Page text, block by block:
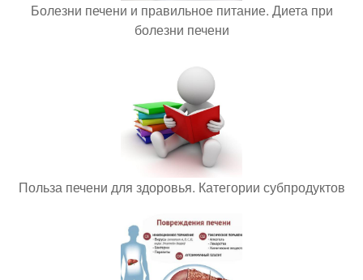
Болезни печени и правильное питание. Диета при
болезни печени
Польза печени для здоровья. Категории субпродуктов